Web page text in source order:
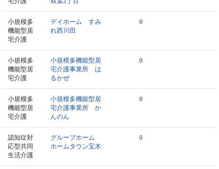
小規模多
機能型居
宅介護
デイホーム すみ
れ西川田
0
小規模多
機能型居
宅介護
小規模多機能型居
宅介護事業所 は
るかぜ
0
小規模多
機能型居
宅介護
小規模多機能型居
宅介護事業所 か
んのん
0
認知症対
応型共同
生活介護
グループホーム
ホームタウン宝木
0